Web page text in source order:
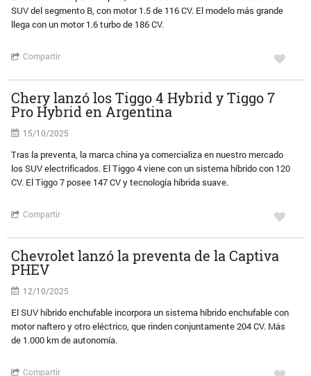
SUV del segmento B, con motor 1.5 de 116 CV. El modelo más grande
llega con un motor 1.6 turbo de 186 CV.
Compartir
Chery lanzó los Tiggo 4 Hybrid y Tiggo 7
Pro Hybrid en Argentina
15/10/2025
Tras la preventa, la marca china ya comercializa en nuestro mercado
los SUV electrificados. El Tiggo 4 viene con un sistema híbrido con 120
CV. El Tiggo 7 posee 147 CV y tecnología híbrida suave.
Compartir
Chevrolet lanzó la preventa de la Captiva
PHEV
12/10/2025
El SUV híbrido enchufable incorpora un sistema híbrido enchufable con
motor naftero y otro eléctrico, que rinden conjuntamente 204 CV. Más
de 1.000 km de autonomía.
Compartir